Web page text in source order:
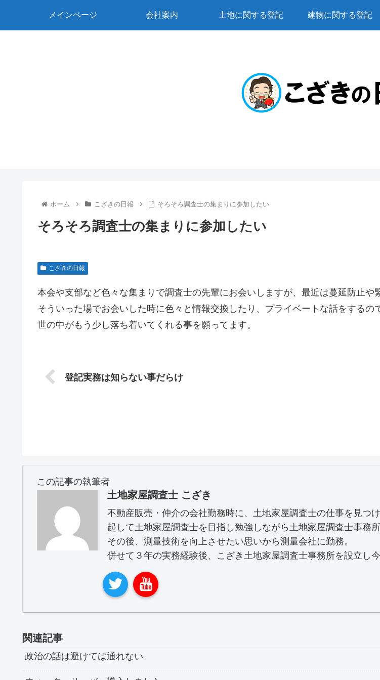
メインページ 会社案内 土地に関する登記 建物に関する登記
ホーム こざきの日報 そろそろ調査士の集まりに参加したい
そろそろ調査士の集まりに参加したい
こざきの日報
本会や支部など色々な集まりで調査士の先輩にお会いしますが、最近は蔓延防止や
そういった場でお会いした時に色々と情報交換したり、プライベートな話をするの
世の中がもう少し落ち着いてくれる事を願ってます。
登記実務は知らない事だらけ
この記事の執筆者
土地家屋調査士 こざき
不動産販売・仲介の会社勤務時に、土地家屋調査士の仕事を見つ
起して土地家屋調査士を目指し勉強しながら土地家屋調査士事務
その後、測量技術を向上させたい思いから測量会社に勤務。
併せて３年の実務経験後、こざき土地家屋調査士事務所を設立し今
関連記事
政治の話は避けては通れない